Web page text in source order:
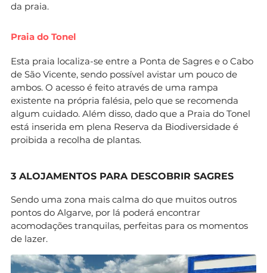
da praia.
Praia do Tonel
Esta praia localiza-se entre a Ponta de Sagres e o Cabo
de São Vicente, sendo possível avistar um pouco de
ambos. O acesso é feito através de uma rampa
existente na própria falésia, pelo que se recomenda
algum cuidado. Além disso, dado que a Praia do Tonel
está inserida em plena Reserva da Biodiversidade é
proibida a recolha de plantas.
3 ALOJAMENTOS PARA DESCOBRIR SAGRES
Sendo uma zona mais calma do que muitos outros
pontos do Algarve, por lá poderá encontrar
acomodações tranquilas, perfeitas para os momentos
de lazer.